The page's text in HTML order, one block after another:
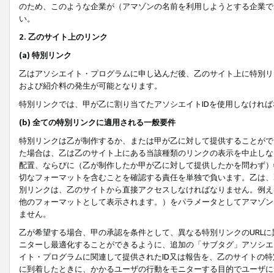
のため、このような企業が（アマゾンの名前を利用しようとする企業
い。
2. 乙のサイト上のリンク
(a) 特別リンク
乙はアソシエイト・プログラムに申し込んだ後、乙のサイト上に特別
および紹介料の発生が可能となります。
特別リンクでは、甲が乙に割り当てたアソシエイトIDを使用しなけれ
(b) 全ての特別リンクに適用される一般要件
特別リンクは乙が制作するか、または甲が乙に対して提供することが
た場合は、乙は乙のサイト上にある当該種類のリンクの表示を中止し
配置、ならびに（乙が制作したか甲が乙に対して提供したかを問わず
切なフォーマットを含むことを確認する責任を単独で負います。乙は
別リンクは、乙のサイトから直接アクセスしなければなりません。例
他のフォーマットとして表示されます。）をパラメータとしてアマゾ
ません。
乙が希望する場合、甲の承認を条件として、異なる特別リンクのURL
ニターし最適化することができるように、追加の「サブタグ」アソシ
イト・プログラムに関連して提供されたID又は報告を、乙のサイトの
に到着したときに、かかるユーザの行動をモニターする目的でユーザ